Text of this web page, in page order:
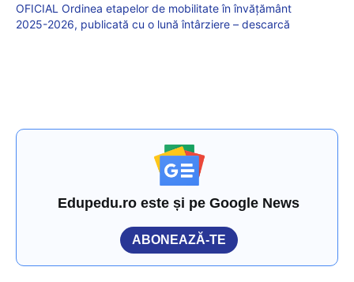
OFICIAL Ordinea etapelor de mobilitate în învățământ
2025-2026, publicată cu o lună întârziere – descarcă
Edupedu.ro este și pe Google News
ABONEAZĂ-TE